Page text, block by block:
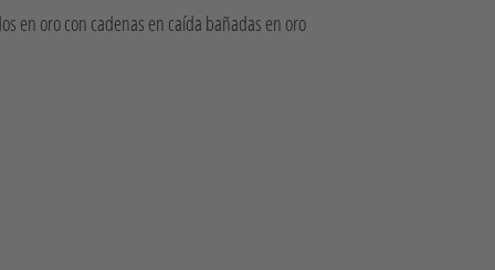
en oro con cadenas en caída bañadas en oro